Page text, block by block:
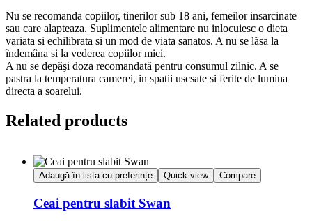
Nu se recomanda copiilor, tinerilor sub 18 ani, femeilor insarcinate
sau care alapteaza. Suplimentele alimentare nu inlocuiesc o dieta
variata si echilibrata si un mod de viata sanatos. A nu se lãsa la
îndemâna si la vederea copiilor mici.
A nu se depăşi doza recomandată pentru consumul zilnic. A se
pastra la temperatura camerei, in spatii uscsate si ferite de lumina
directa a soarelui.
Related products
Adaugă în lista cu preferințe Quick view Compare
Ceai pentru slabit Swan